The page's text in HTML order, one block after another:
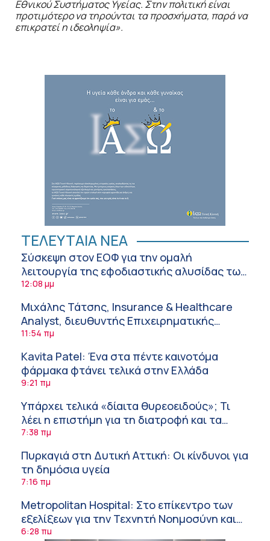
Εθνικού Συστήματος Υγείας. Στην πολιτική είναι
προτιμότερο να τηρούνται τα προσχήματα, παρά να
επικρατεί η ιδεοληψία».
ΤΕΛΕΥΤΑΙΑ ΝΕΑ
Σύσκεψη στον ΕΟΦ για την ομαλή
λειτουργία της εφοδιαστικής αλυσίδας των
φαρμάκων στη διάρκεια του καλοκαιριού
12:08 μμ
Μιχάλης Τάτσης, Insurance & Healthcare
Analyst, διευθυντής Επιχειρηματικής
Ανάπτυξης Ομίλου HHG
11:54 πμ
Kavita Patel: Ένα στα πέντε καινοτόμα
φάρμακα φτάνει τελικά στην Ελλάδα
9:21 πμ
Υπάρχει τελικά «δίαιτα θυρεοειδούς»; Τι
λέει η επιστήμη για τη διατροφή και τα
συμπληρώματα
7:38 πμ
Πυρκαγιά στη Δυτική Αττική: Οι κίνδυνοι για
τη δημόσια υγεία
7:16 πμ
Metropolitan Hospital: Στο επίκεντρο των
εξελίξεων για την Τεχνητή Νοημοσύνη και
την Ογκολογία
6:28 πμ